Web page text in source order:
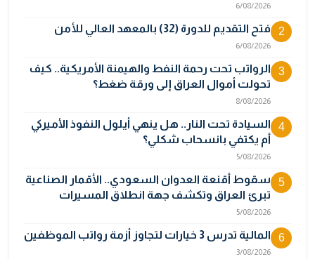
6/08/2026
2 فتح التقديم للدورة (32) بالمعهد العالي للأمن
6/08/2026
3
الرواتب تحت رحمة النفط والهيمنة الأمريكية.. كيف
تحولت أموال العراق إلى ورقة ضغط؟
8/08/2026
4
السيادة تحت النار.. هل ينهي أيلول النفوذ الأميركي
أم يكتفي بانسحاب شكلي؟
5/08/2026
5
سقوط أقنعة العدوان السعودي.. الأقمار الصناعية
تبرئ العراق وتكشف جهة انطلاق المسيرات
5/08/2026
6 المالية تدرس 3 خيارات لتجاوز أزمة رواتب الموظفين
3/08/2026